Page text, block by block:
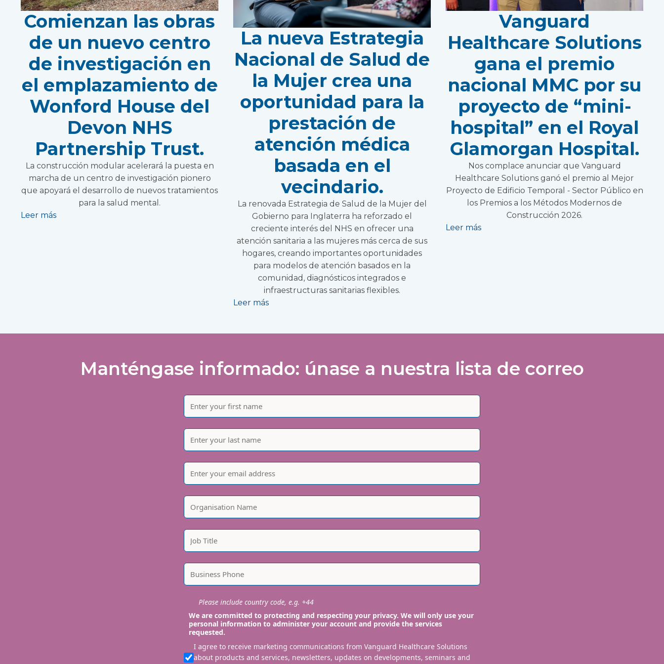
Comienzan las obras
de un nuevo centro
de investigación en
el emplazamiento de
Wonford House del
Devon NHS
Partnership Trust.
La construcción modular acelerará la puesta en
marcha de un centro de investigación pionero
que apoyará el desarrollo de nuevos tratamientos
para la salud mental.
Leer más
La nueva Estrategia
Nacional de Salud de
la Mujer crea una
oportunidad para la
prestación de
atención médica
basada en el
vecindario.
La renovada Estrategia de Salud de la Mujer del
Gobierno para Inglaterra ha reforzado el
creciente interés del NHS en ofrecer una
atención sanitaria a las mujeres más cerca de sus
hogares, creando importantes oportunidades
para modelos de atención basados en la
comunidad, diagnósticos integrados e
infraestructuras sanitarias flexibles.
Leer más
Vanguard
Healthcare Solutions
gana el premio
nacional MMC por su
proyecto de “mini-
hospital” en el Royal
Glamorgan Hospital.
Nos complace anunciar que Vanguard
Healthcare Solutions ganó el premio al Mejor
Proyecto de Edificio Temporal - Sector Público en
los Premios a los Métodos Modernos de
Construcción 2026.
Leer más
Manténgase informado: únase a nuestra lista de correo
Please include country code, e.g. +44
We are committed to protecting and respecting your privacy. We will only use your
personal information to administer your account and provide the services
requested.
I agree to receive marketing communications from Vanguard Healthcare Solutions
about products and services, newsletters, updates on developments, seminars and